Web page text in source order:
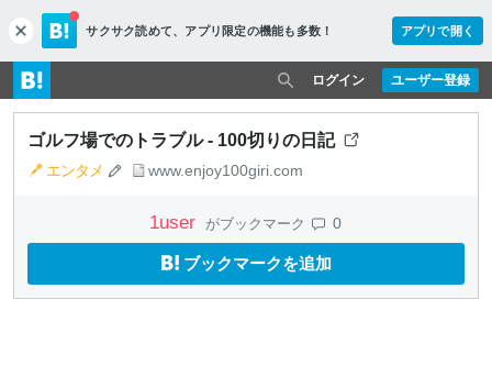
c
l
o
s
e
サクサク読めて、 アプリ限定の機能も多数！ アプリで開く
ユーザー登録
ログイン
ゴルフ場でのトラブル - 100切りの日記
エンタメ www.enjoy100giri.com
1user がブックマーク 0
ブックマークを追加